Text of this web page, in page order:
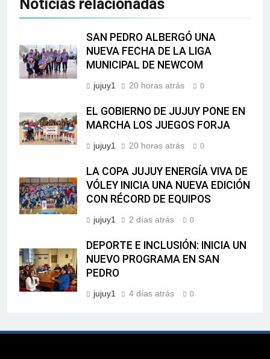
Noticias relacionadas
SAN PEDRO ALBERGÓ UNA
NUEVA FECHA DE LA LIGA
MUNICIPAL DE NEWCOM
jujuy1 20 horas atrás 0
EL GOBIERNO DE JUJUY PONE EN
MARCHA LOS JUEGOS FORJA
jujuy1 20 horas atrás 0
LA COPA JUJUY ENERGÍA VIVA DE
VÓLEY INICIA UNA NUEVA EDICIÓN
CON RÉCORD DE EQUIPOS
jujuy1 2 días atrás 0
DEPORTE E INCLUSIÓN: INICIA UN
NUEVO PROGRAMA EN SAN
PEDRO
jujuy1 4 días atrás 0